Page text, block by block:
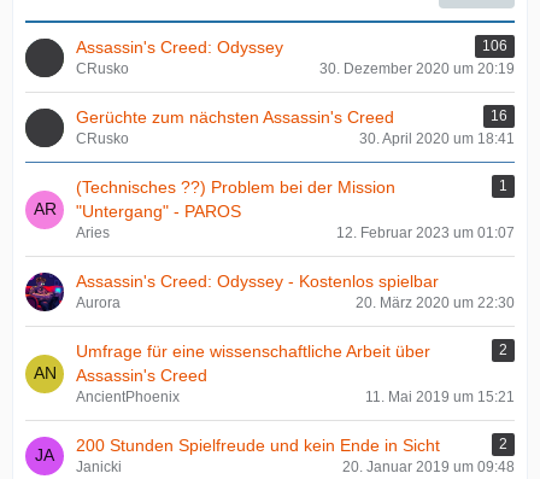
Assassin's Creed: Odyssey
106
CRusko
30. Dezember 2020 um 20:19
Gerüchte zum nächsten Assassin's Creed
16
CRusko
30. April 2020 um 18:41
(Technisches ??) Problem bei der Mission
"Untergang" - PAROS
1
Aries 12. Februar 2023 um 01:07
Assassin's Creed: Odyssey - Kostenlos spielbar
Aurora 20. März 2020 um 22:30
Umfrage für eine wissenschaftliche Arbeit über
Assassin's Creed
2
AncientPhoenix 11. Mai 2019 um 15:21
200 Stunden Spielfreude und kein Ende in Sicht
2
Janicki
20. Januar 2019 um 09:48